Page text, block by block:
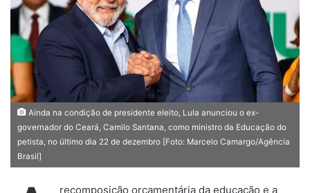
m
m
l
Ainda na condição de presidente eleito, Lula anunciou o ex-
governador do Ceará, Camilo Santana, como ministro da Educação do
petista, no último dia 22 de dezembro [Foto: Marcelo Camargo/Agência
Brasil]
recomposição orçamentária da educação e a